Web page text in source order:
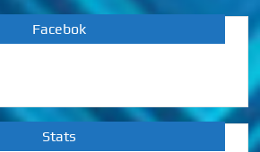
Facebok
Stats